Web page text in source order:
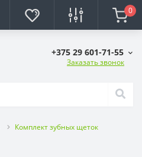
0
+375 29 601-71-55
Заказать звонок
Комплект зубных щеток